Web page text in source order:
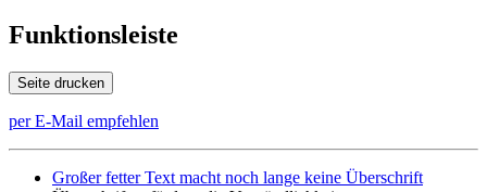
Funktionsleiste
Seite drucken
per E-Mail empfehlen
Großer fetter Text macht noch lange keine Überschrift